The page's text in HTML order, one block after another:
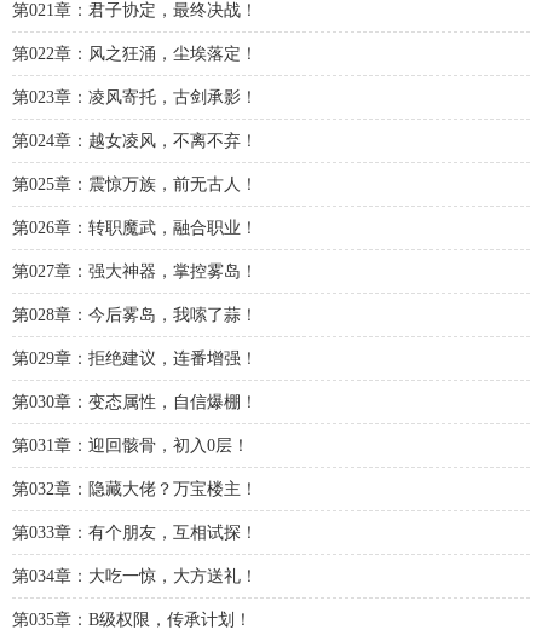
第021章：君子协定，最终决战！
第022章：风之狂涌，尘埃落定！
第023章：凌风寄托，古剑承影！
第024章：越女凌风，不离不弃！
第025章：震惊万族，前无古人！
第026章：转职魔武，融合职业！
第027章：强大神器，掌控雾岛！
第028章：今后雾岛，我嗦了蒜！
第029章：拒绝建议，连番增强！
第030章：变态属性，自信爆棚！
第031章：迎回骸骨，初入0层！
第032章：隐藏大佬？万宝楼主！
第033章：有个朋友，互相试探！
第034章：大吃一惊，大方送礼！
第035章：B级权限，传承计划！